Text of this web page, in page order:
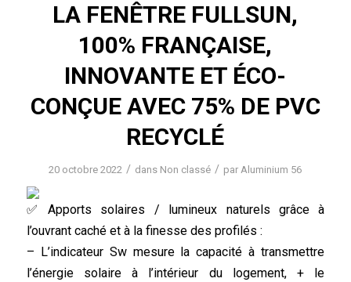
LA FENÊTRE FULLSUN,
100% FRANÇAISE,
INNOVANTE ET ÉCO-
CONÇUE AVEC 75% DE PVC
RECYCLÉ
20 octobre 2022 / dans Non classé / parAluminium 56
Apports solaires / lumineux naturels grâce à
l’ouvrant caché et à la finesse des profilés :
– L’indicateur Sw mesure la capacité à transmettre
l’énergie solaire à l’intérieur du logement, + le